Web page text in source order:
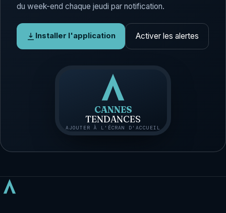
du week-end chaque jeudi par notification.
Installer l'application Activer les alertes
CANNES
TENDANCES
AJOUTER À L'ÉCRAN D'ACCUEIL